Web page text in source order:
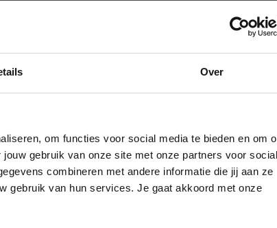
Over
om functies voor social media te bieden en om
gebruik van onze site met onze partners voor social
combineren met andere informatie die jij aan ze
gebruik van hun services. Je gaat akkoord met onze
én tools om
beantwoorden.
Rust in roerige
De Wet Toekomst
Wij begeleiden je van A
afronding met sociale
en oog voor de impact op
onderneming.